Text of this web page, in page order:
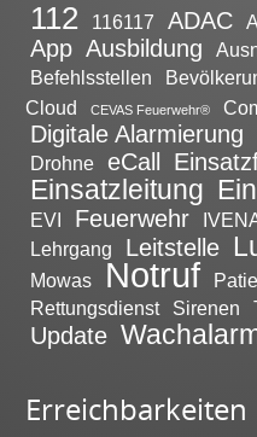
112 116117 ADAC
App Ausbildung
Befehlsstellen
Cloud
CEVAS Feuerwehr®
Digitale Alarmierung
Drohne eCall
Einsatzleitung
EVI Feuerwehr
Lehrgang
Leitstelle
Mowas
Notruf
Rettungsdienst
Sirenen
Update
Erreichbarkeiten